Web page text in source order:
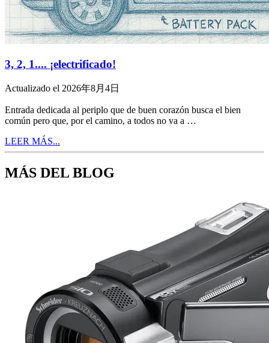
3, 2, 1.... ¡electrificado!
Actualizado el 2026年8月4日
Entrada dedicada al periplo que de buen corazón busca el bien
común pero que, por el camino, a todos no va a …
LEER MÁS...
MÁS DEL BLOG